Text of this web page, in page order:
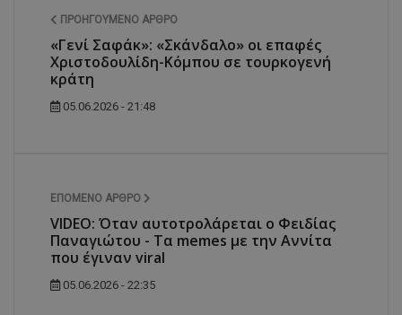
ΠΡΟΗΓΟΎΜΕΝΟ ΆΡΘΡΟ
«Γενί Σαφάκ»: «Σκάνδαλο» οι επαφές
Χριστοδουλίδη-Κόμπου σε τουρκογενή
κράτη
05.06.2026 - 21:48
ΕΠΌΜΕΝΟ ΆΡΘΡΟ
VIDEO: Όταν αυτοτρολάρεται ο Φειδίας
Παναγιώτου - Τα memes με την Αννίτα
που έγιναν viral
05.06.2026 - 22:35